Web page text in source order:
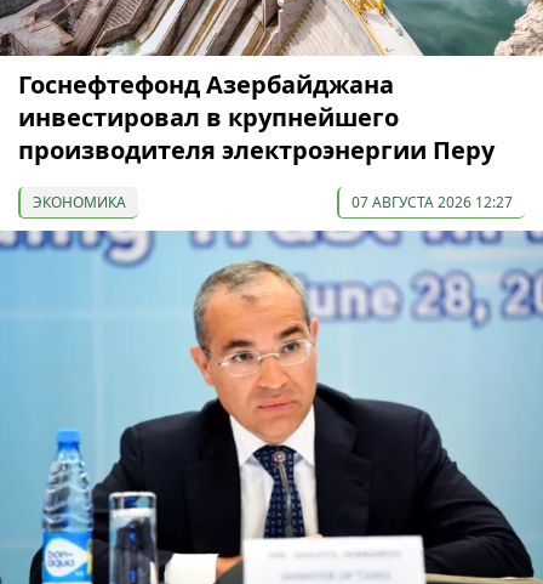
Госнефтефонд Азербайджана
инвестировал в крупнейшего
производителя электроэнергии Перу
ЭКОНОМИКА 07 АВГУСТА 2026 12:27